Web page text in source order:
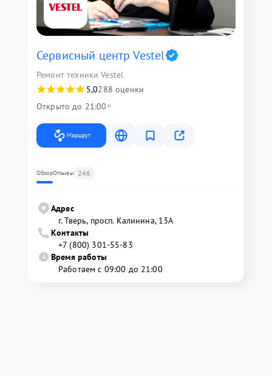
Сервисный центр Vestel
Ремонт техники Vestel
5,0288 оценки
Открыто до 21:00
Маршрут
ОбзорОтзывы 246
Адрес
г. Тверь, просп. Калинина, 13А
Контакты
+7 (800) 301-55-83
Время работы
Работаем с 09:00 до 21:00